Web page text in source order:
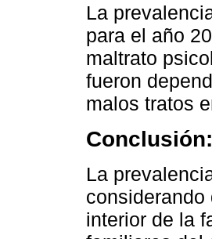
La
para el año
maltrato
fueron
malos tratos
Conclusión:
La
interior de la